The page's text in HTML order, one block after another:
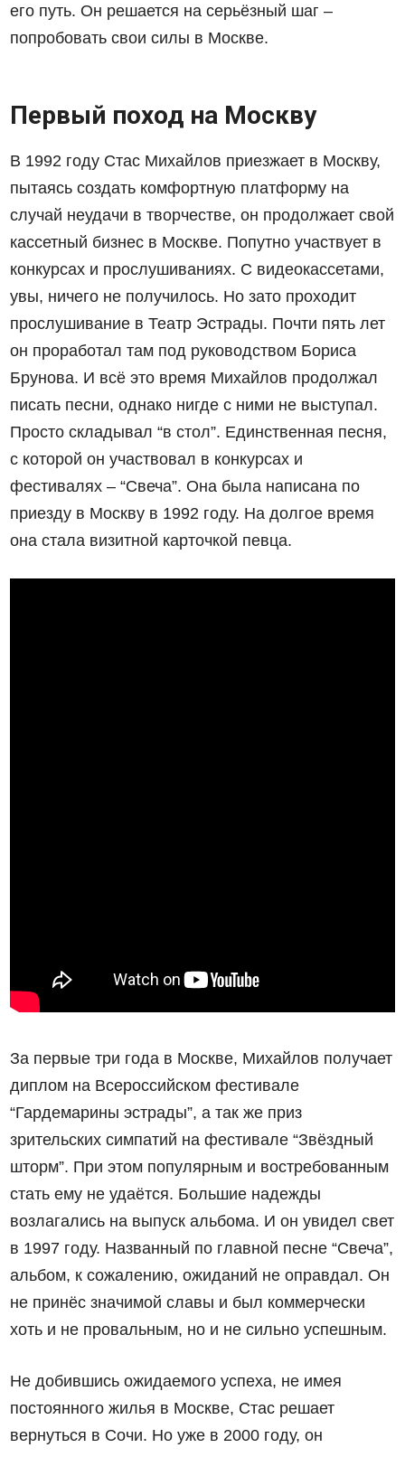
его путь. Он решается на серьёзный шаг –
попробовать свои силы в Москве.
Первый поход на Москву
В 1992 году Стас Михайлов приезжает в Москву,
пытаясь создать комфортную платформу на
случай неудачи в творчестве, он продолжает свой
кассетный бизнес в Москве. Попутно участвует в
конкурсах и прослушиваниях. С видеокассетами,
увы, ничего не получилось. Но зато проходит
прослушивание в Театр Эстрады. Почти пять лет
он проработал там под руководством Бориса
Брунова. И всё это время Михайлов продолжал
писать песни, однако нигде с ними не выступал.
Просто складывал “в стол”. Единственная песня,
с которой он участвовал в конкурсах и
фестивалях – “Свеча”. Она была написана по
приезду в Москву в 1992 году. На долгое время
она стала визитной карточкой певца.
За первые три года в Москве, Михайлов получает
диплом на Всероссийском фестивале
“Гардемарины эстрады”, а так же приз
зрительских симпатий на фестивале “Звёздный
шторм”. При этом популярным и востребованным
стать ему не удаётся. Большие надежды
возлагались на выпуск альбома. И он увидел свет
в 1997 году. Названный по главной песне “Свеча”,
альбом, к сожалению, ожиданий не оправдал. Он
не принёс значимой славы и был коммерчески
хоть и не провальным, но и не сильно успешным.
Не добившись ожидаемого успеха, не имея
постоянного жилья в Москве, Стас решает
вернуться в Сочи. Но уже в 2000 году, он